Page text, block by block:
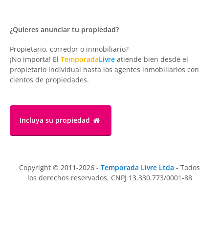
¿Quieres anunciar tu propiedad?
Propietario, corredor o inmobiliario?
¡No importa! El TemporadaLivre atiende bien desde el
propietario individual hasta los agentes inmobiliarios con
cientos de propiedades.
Incluya su propiedad
Copyright © 2011-2026 - Temporada Livre Ltda - Todos
los derechos reservados. CNPJ 13.330.773/0001-88